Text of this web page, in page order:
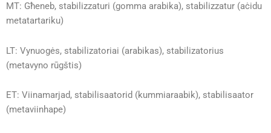
MT: Għeneb, stabilizzaturi (gomma arabika), stabilizzatur (aċidu
metatartariku)
LT: Vynuogės, stabilizatoriai (arabikas), stabilizatorius
(metavyno rūgštis)
ET: Viinamarjad, stabilisaatorid (kummiaraabik), stabilisaator
(metaviinhape)